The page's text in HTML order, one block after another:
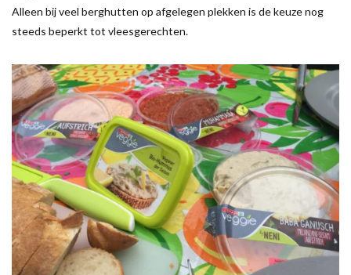
Alleen bij veel berghutten op afgelegen plekken is de keuze nog
steeds beperkt tot vleesgerechten.